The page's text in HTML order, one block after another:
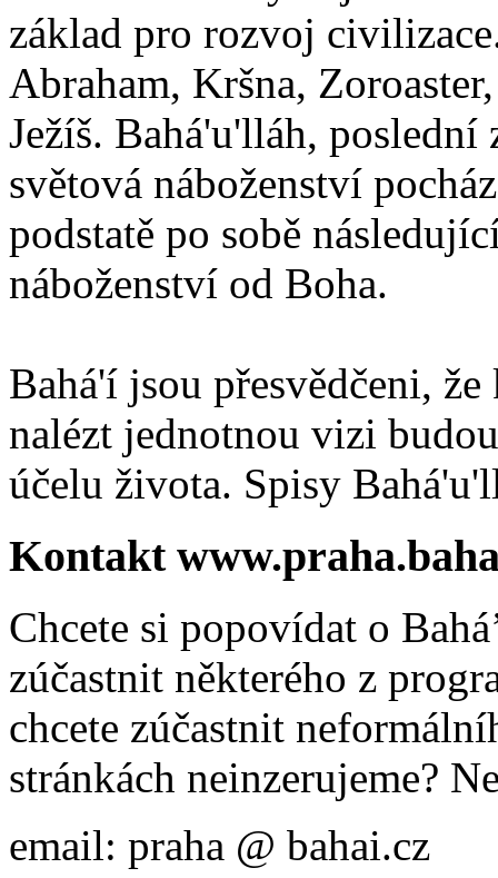
základ pro rozvoj
Abraham, Kršna,
Ježíš. Bahá'u'lláh,
světová náboženství
podstatě po sobě
náboženství od Boha.
Bahá'í jsou přesvědčeni,
nalézt jednotnou vizi
účelu života. Spisy
Kontakt
Chcete si popovídat o
zúčastnit některého z
chcete zúčastnit
stránkách neinzerujeme?
email: praha @ bahai.cz